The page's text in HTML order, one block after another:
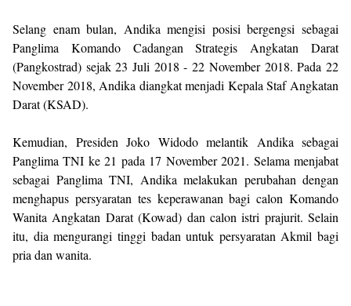
Selang enam bulan, Andika mengisi posisi bergengsi sebagai
Panglima Komando Cadangan Strategis Angkatan Darat
(Pangkostrad) sejak 23 Juli 2018 - 22 November 2018. Pada 22
November 2018, Andika diangkat menjadi Kepala Staf Angkatan
Darat (KSAD).
Kemudian, Presiden Joko Widodo melantik Andika sebagai
Panglima TNI ke 21 pada 17 November 2021. Selama menjabat
sebagai Panglima TNI, Andika melakukan perubahan dengan
menghapus persyaratan tes keperawanan bagi calon Komando
Wanita Angkatan Darat (Kowad) dan calon istri prajurit. Selain
itu, dia mengurangi tinggi badan untuk persyaratan Akmil bagi
pria dan wanita.